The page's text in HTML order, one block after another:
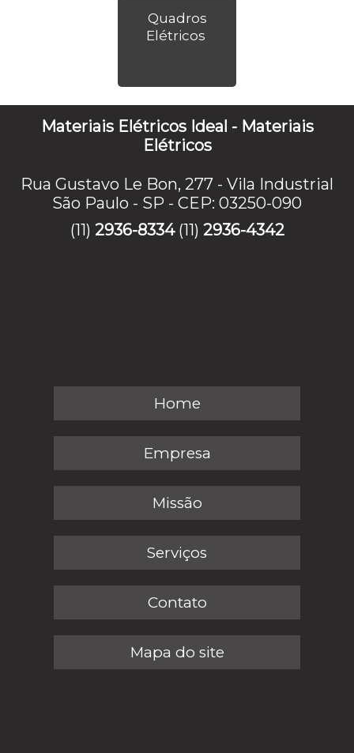
Quadros
Elétricos
Materiais Elétricos Ideal - Materiais
Elétricos
Rua Gustavo Le Bon, 277 - Vila Industrial
São Paulo - SP - CEP: 03250-090
(11) 2936-8334 (11) 2936-4342
Home
Empresa
Missão
Serviços
Contato
Mapa do site